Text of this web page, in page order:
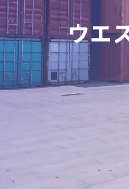
ウエ